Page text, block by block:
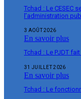
Tchad : Le CESEC
l’administration
3 AOÛT 2026
En savoir plus
Tchad : Le PJDT
31 JUILLET 2026
En savoir plus
Tchad : Le